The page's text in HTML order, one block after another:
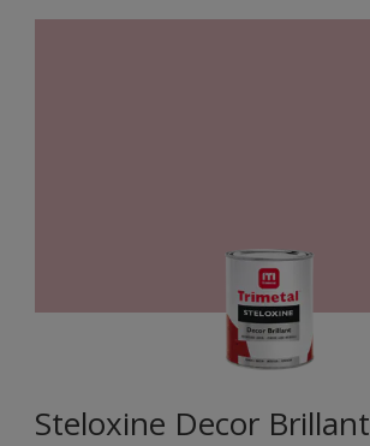
Steloxine Decor Brillant